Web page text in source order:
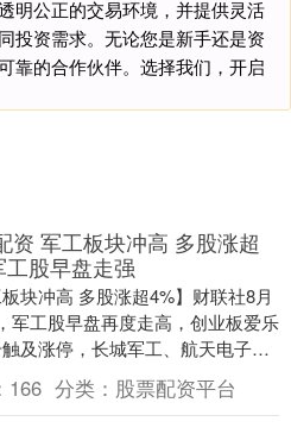
明公正的交易环境，并提供灵活
投资需求。无论您是新手还是资
靠的合作伙伴。选择我们，开启
资 军工板块冲高 多股涨超
工股早盘走强
板块冲高 多股涨超4%】财联社8月
军工股早盘再度走高，创业板爱乐
及涨停，长城军工、航天电子、
业、北方长龙等纷纷冲高。....
166 分类： 股票配资平台